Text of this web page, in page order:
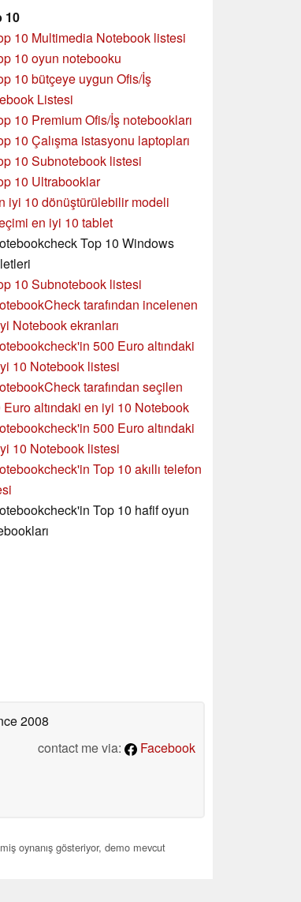
10
10 Multimedia Notebook listesi
10 oyun notebooku
10 bütçeye uygun Ofis/İş
Listesi
10 Premium Ofis/İş notebookları
10 Çalışma istasyonu laptopları
10 Subnotebook listesi
10 Ultrabooklar
iyi 10 dönüştürülebilir modeli
en iyi 10 tablet
Top 10 Windows
10 Subnotebook listesi
tarafından incelenen
Notebook ekranları
500 Euro altındaki
10 Notebook listesi
tarafından seçilen
Euro altındaki en iyi 10 Notebook
500 Euro altındaki
10 Notebook listesi
Top 10 akıllı telefon
Top 10 hafif oyun
2008
contact me via:
Facebook
oynanış gösteriyor, demo mevcut